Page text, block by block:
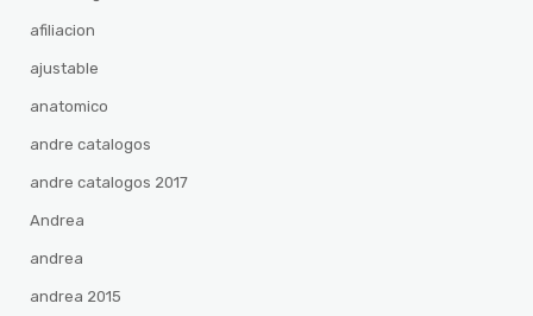
afiliacion
ajustable
anatomico
andre catalogos
andre catalogos 2017
Andrea
andrea
andrea 2015